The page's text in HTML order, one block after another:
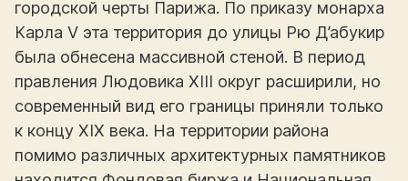
городской черты Парижа. По приказу монарха
Карла V эта территория до улицы Рю Д’абукир
была обнесена массивной стеной. В период
правления Людовика XIII округ расширили, но
современный вид его границы приняли только
к концу XIX века. На территории района
помимо различных архитектурных памятников